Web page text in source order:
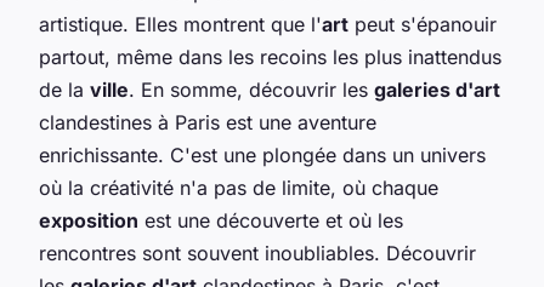
artistique. Elles montrent que l'art peut s'épanouir
partout, même dans les recoins les plus inattendus
de la ville. En somme, découvrir les galeries d'art
clandestines à Paris est une aventure
enrichissante. C'est une plongée dans un univers
où la créativité n'a pas de limite, où chaque
exposition est une découverte et où les
rencontres sont souvent inoubliables. Découvrir